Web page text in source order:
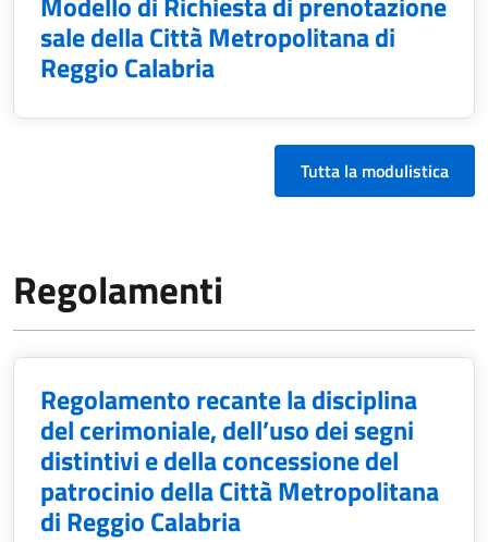
sale della Città Metropolitana di
Reggio Calabria
Tutta la modulistica
Regolamenti
Regolamento recante la disciplina
del cerimoniale, dell’uso dei segni
distintivi e della concessione del
patrocinio della Città Metropolitana
di Reggio Calabria